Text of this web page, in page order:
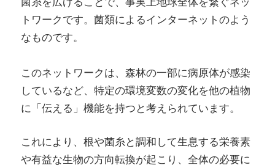
トワークです。菌類によるインターネットのよう
なものです。
このネットワークは、森林の一部に病原体が感染
しているなど、特定の環境変数の変化を他の植物
に「伝える」機能を持つと考えられています。
これにより、根や菌糸と調和して生息する栄養素
や有益な生物の方向転換が起こり、全体の必要に